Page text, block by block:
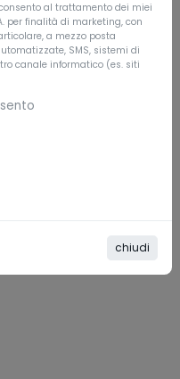
al trattamento dei miei
per finalità di marketing, con
a mezzo posta
SMS, sistemi di
canale informatico (es. siti
chiudi